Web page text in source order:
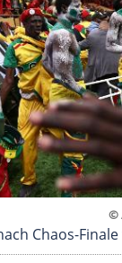
©
Chaos-